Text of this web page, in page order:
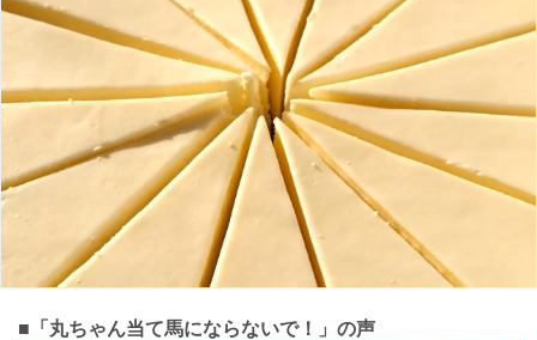
■「丸ちゃん当て馬にならないで！」の声